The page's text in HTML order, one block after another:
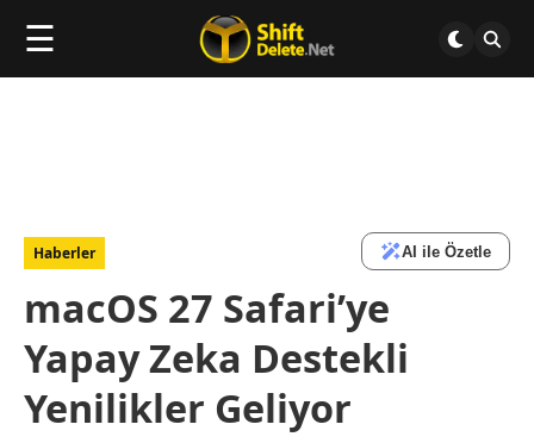
☰
Haberler AI ile Özetle
macOS 27 Safari’ye
Yapay Zeka Destekli
Yenilikler Geliyor